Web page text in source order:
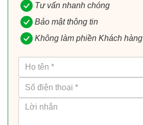
Tư vấn nhanh chóng
Bảo mật thông tin
Không làm phiền Khách hàng